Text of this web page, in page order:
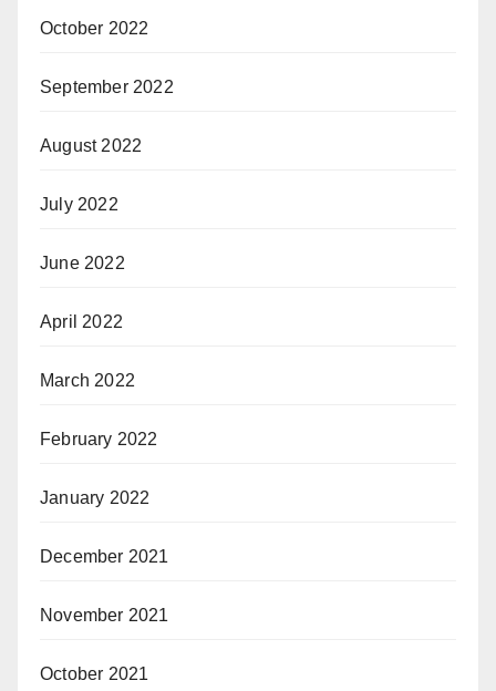
October 2022
September 2022
August 2022
July 2022
June 2022
April 2022
March 2022
February 2022
January 2022
December 2021
November 2021
October 2021